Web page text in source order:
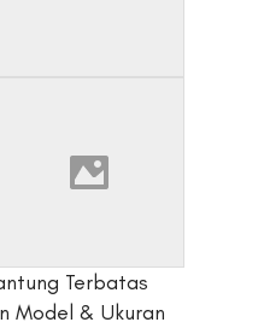
Terbatas
Model & Ukuran